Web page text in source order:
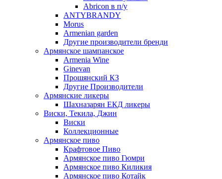
Abricon в п/у
ANTYBRANDY
Morus
Armenian garden
Другие производители бренди
Армянское шампанское
Armenia Wine
Ginevan
Прошянский КЗ
Другие Производители
Армянские ликеры
Шахназарян ЕКД ликеры
Виски, Текила, Джин
Виски
Коллекционные
Армянское пиво
Крафтовое Пиво
Армянское пиво Гюмри
Армянское пиво Киликия
Армянское пиво Котайк